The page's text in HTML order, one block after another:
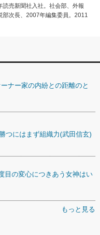
売新聞社入社。社会部、外報
部次長、2007年編集委員。2011
ナー家の内紛との距離のと
にはまず組織力(武田信玄)
目の変心につきあう女神はい
もっと見る